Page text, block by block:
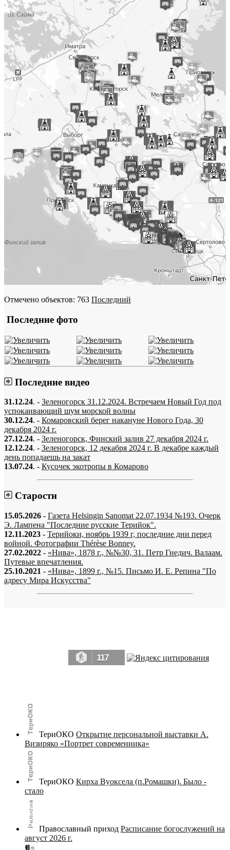
Отмечено объектов: 763 Последний
Последние фото
Последние видео
31.12.24. - Зеленогорск 31.12.2024. Встречаем Новый Год под
успокаивающий шум морской волны
30.12.24. - Комаровский берег накануне Нового Года, 30
декабря 2024 г.
27.12.24. - Зеленогорск, Финский залив 27 декабря 2024 г.
12.12.24. - Зеленогорск, 12 декабря 2024 г. В декабре каждый
день попадаешь на закат
13.07.24. - Кусочек экотропы в Комарово
Старости
15.05.2026 - Газета Helsingin Sanomat 22.07.1934 №193. Очерк
Э. Лампена "Последние русские Терийок".
12.11.2023 - Терийоки, ноябрь 1939 г, последние дни перед
войной. Фотографии Thérèse Bonney.
27.02.2022 - «Нива», 1878 г., №№30, 31. Петр Гнедич. Валаам.
Путевые впечатления.
25.10.2021 - «Нива», 1899 г., №15. Письмо И. Е. Репина "По
адресу Мира Искусства"
117
ТериОКО Открытие персональной выставки А.
Визиряко «Портрет современника»
ТериОКО Кирха Вуоксела (п.Ромашки). Было -
стало
Православный приход Расписание богослужений на
август 2026 г.